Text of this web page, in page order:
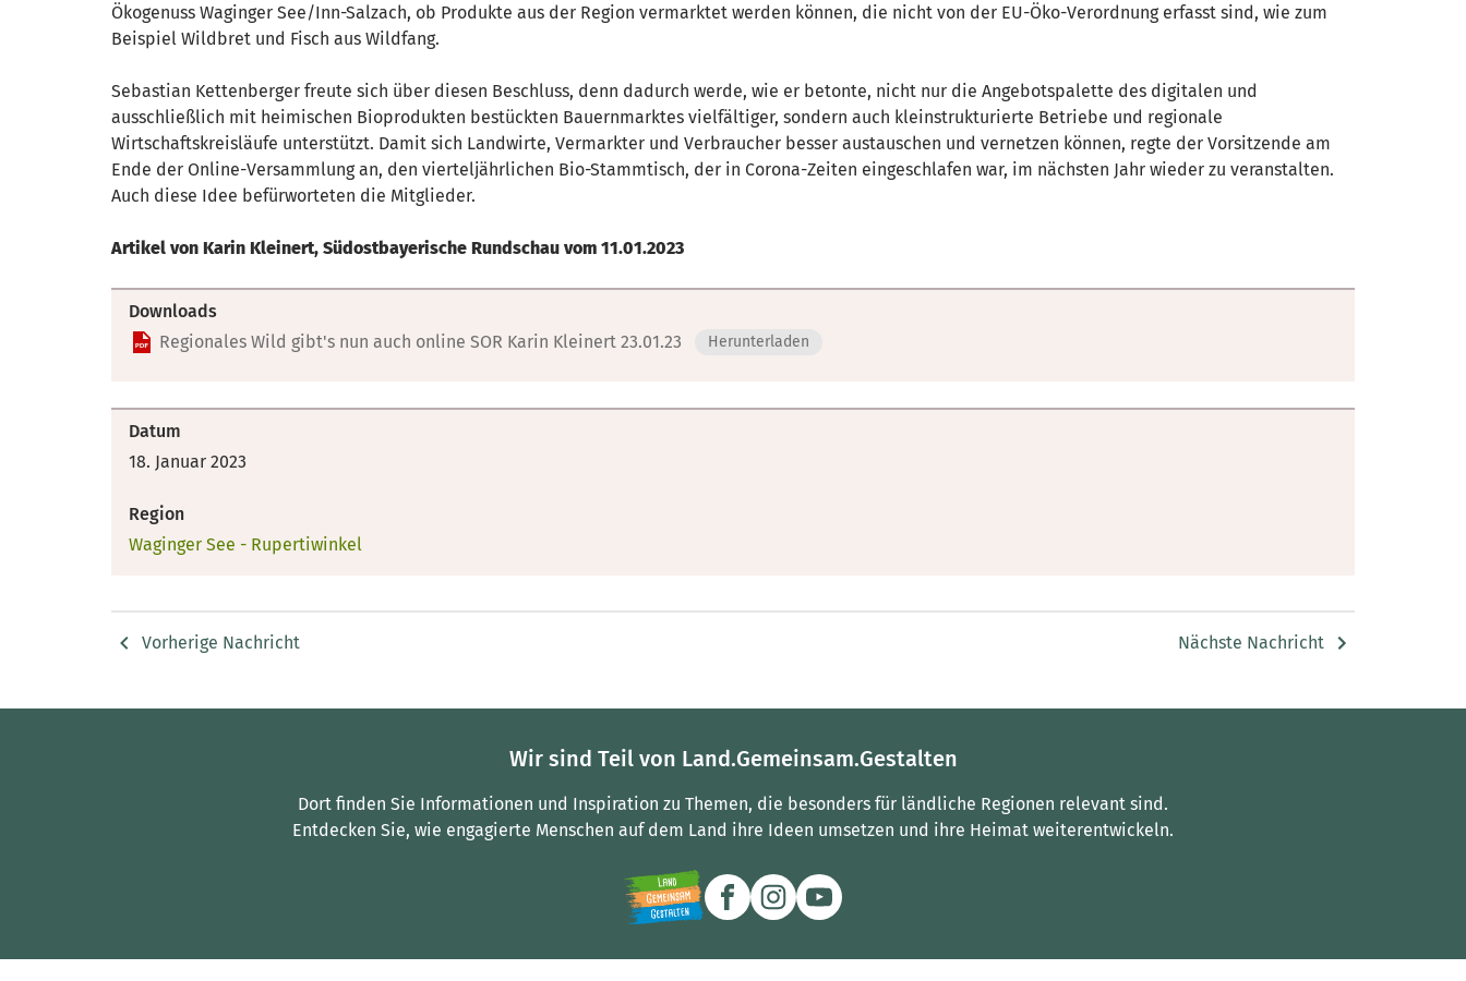
Ökogenuss Waginger See/Inn-Salzach, ob Produkte aus der Region vermarktet werden können, die nicht von der EU-Öko-Verordnung erfasst sind, wie zum
Beispiel Wildbret und Fisch aus Wildfang.
Sebastian Kettenberger freute sich über diesen Beschluss, denn dadurch werde, wie er betonte, nicht nur die Angebotspalette des digitalen und
ausschließlich mit heimischen Bioprodukten bestückten Bauernmarktes vielfältiger, sondern auch kleinstrukturierte Betriebe und regionale
Wirtschaftskreisläufe unterstützt. Damit sich Landwirte, Vermarkter und Verbraucher besser austauschen und vernetzen können, regte der Vorsitzende am
Ende der Online-Versammlung an, den vierteljährlichen Bio-Stammtisch, der in Corona-Zeiten eingeschlafen war, im nächsten Jahr wieder zu veranstalten.
Auch diese Idee befürworteten die Mitglieder.
Artikel von Karin Kleinert, Südostbayerische Rundschau vom 11.01.2023
Downloads
Regionales Wild gibt's nun auch online SOR Karin Kleinert 23.01.23
Herunterladen
Datum
18. Januar 2023
Region
Waginger See - Rupertiwinkel
Vorherige Nachricht Nächste Nachricht
Wir sind Teil von Land.Gemeinsam.Gestalten
Dort finden Sie Informationen und Inspiration zu Themen, die besonders für ländliche Regionen relevant sind.
Entdecken Sie, wie engagierte Menschen auf dem Land ihre Ideen umsetzen und ihre Heimat weiterentwickeln.